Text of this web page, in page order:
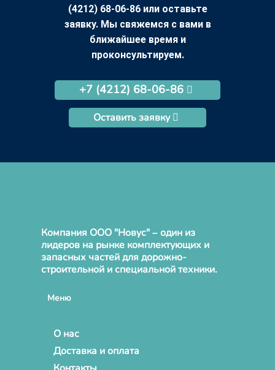
(4212) 68-06-86 или оставьте
заявку. Мы свяжемся с вами в
ближайшее время и
проконсультируем.
+7 (4212) 68-06-86
Оставить заявку
Компания ООО "Новус" – один из
лидеров на рынке комплектующих и
запасных частей для дорожно-
строительной и специальной техники.
Меню
О нас
Доставка и оплата